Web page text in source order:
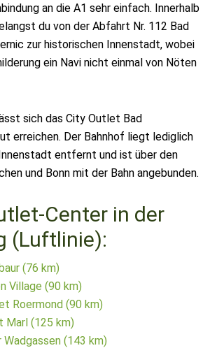
an die A1 sehr einfach. Innerhalb
du von der Abfahrt Nr. 112 Bad
zur historischen Innenstadt, wobei
ein Navi nicht einmal von Nöten
sich das City Outlet Bad
erreichen. Der Bahnhof liegt lediglich
entfernt und ist über den
und Bonn mit der Bahn angebunden.
Center in der
(Luftlinie):
(76 km)
Village (90 km)
Roermond (90 km)
Marl (125 km)
(143 km)